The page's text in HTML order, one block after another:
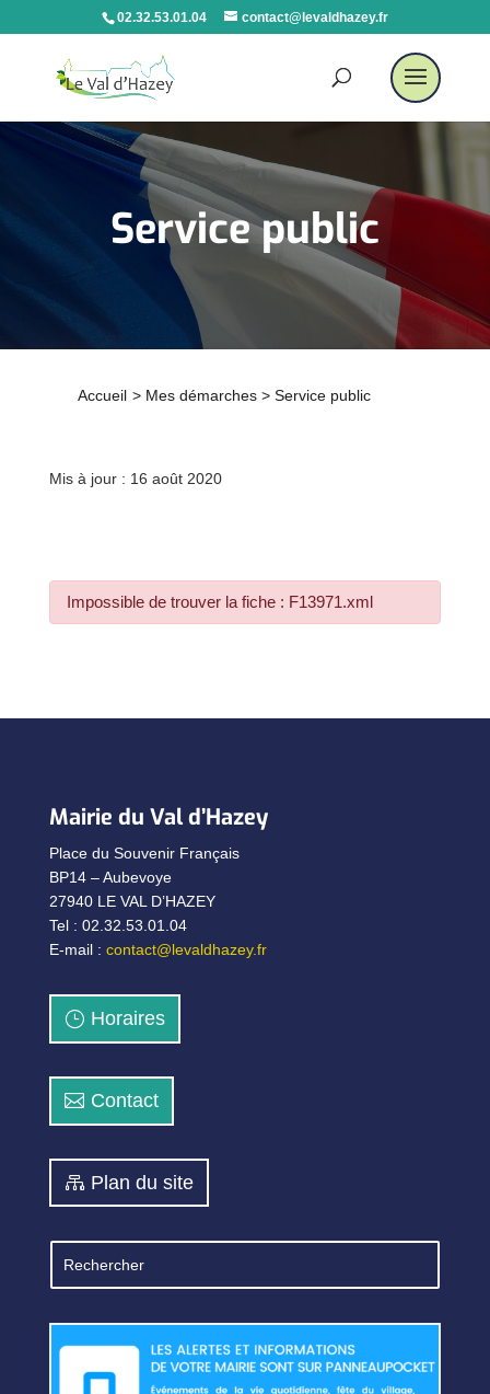
02.32.53.01.04 contact@levaldhazey.fr
Service public
Accueil > Mes démarches > Service public
Mis à jour : 16 août 2020
Impossible de trouver la fiche : F13971.xml
Mairie du Val d’Hazey
Place du Souvenir Français
BP14 – Aubevoye
27940 LE VAL D’HAZEY
Tel : 02.32.53.01.04
E-mail : contact@levaldhazey.fr
Horaires
Contact
Plan du site